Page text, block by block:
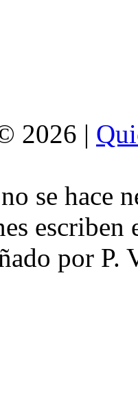
2026 |
se hace
escriben
por